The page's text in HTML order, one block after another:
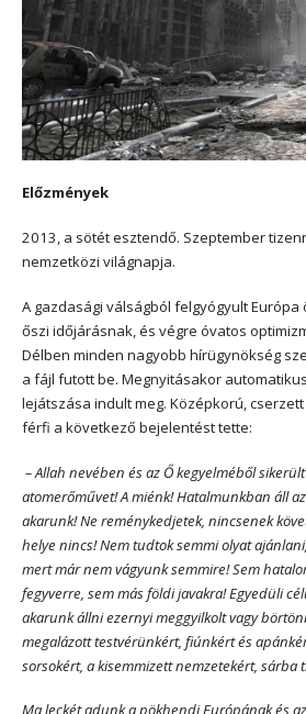
Előzmények
2013, a sötét esztendő. Szeptember
nemzetközi világnapja.
A gazdasági válságból felgyógyult
őszi időjárásnak, és végre óvatos
Délben minden nagyobb hírügynökség
a fájl futott be. Megnyitásakor
lejátszása indult meg. Középkorú,
férfi a következő bejelentést tette:
–Allah nevében és az Ő kegyelméből
atomerőművet! A miénk! Hatalmunkban áll
akarunk! Ne reménykedjetek, nincsenek
helye nincs! Nem tudtok semmi olyat
mert már nem vágyunk semmire! Sem
fegyverre, sem más földi javakra! Egyedüli
akarunk állni ezernyi meggyilkolt vagy
megalázott testvérünkért, fiúnkért és
sorsokért, a kisemmizett nemzetekért,